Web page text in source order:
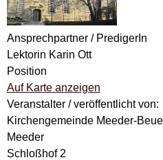
Ansprechpartner / PredigerIn
Lektorin Karin Ott
Position
Auf Karte anzeigen
Veranstalter / veröffentlicht von:
Kirchengemeinde Meeder-
Meeder
Schloßhof 2